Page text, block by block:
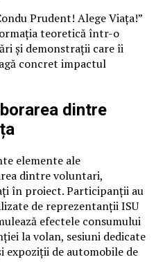
Prudent! Alege Viața!”
teoretică într-o
și demonstrații care îi
concret impactul
dintre
elemente ale
dintre voluntari,
în proiect. Participanții au
de reprezentanții ISU
efectele consumului
la volan, sesiuni dedicate
expoziții de automobile de